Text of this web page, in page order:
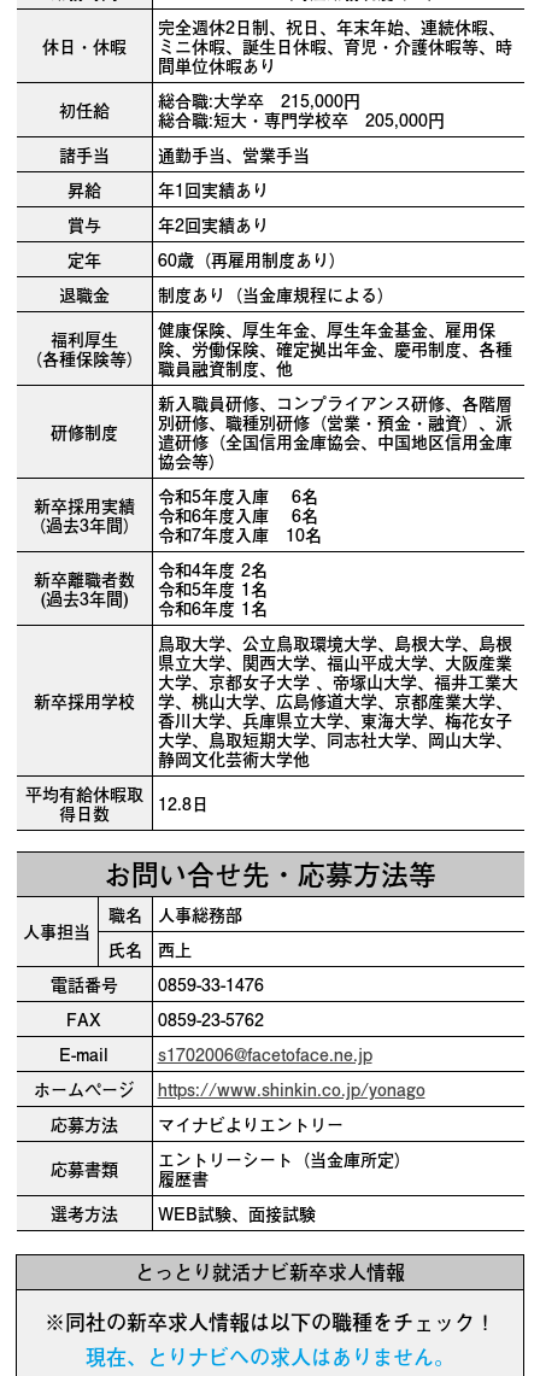
休日・休暇
完全週休2日制、祝日、年末年始、連続休暇、
ミニ休暇、誕生日休暇、育児・介護休暇等、時
間単位休暇あり
初任給
総合職:大学卒 215,000円
総合職:短大・専門学校卒 205,000円
諸手当
通勤手当、営業手当
昇給
年1回実績あり
賞与
年2回実績あり
定年
60歳（再雇用制度あり）
退職金
制度あり（当金庫規程による）
福利厚生
（各種保険等）
健康保険、厚生年金、厚生年金基金、雇用保
険、労働保険、確定拠出年金、慶弔制度、各種
職員融資制度、他
研修制度
新入職員研修、コンプライアンス研修、各階層
別研修、職種別研修（営業・預金・融資）、派
遣研修（全国信用金庫協会、中国地区信用金庫
協会等）
新卒採用実績
（過去3年間）
令和5年度入庫 6名
令和6年度入庫 6名
令和7年度入庫 10名
新卒離職者数
(過去3年間)
令和4年度 2名
令和5年度 1名
令和6年度 1名
新卒採用学校
鳥取大学、公立鳥取環境大学、島根大学、島根
県立大学、関西大学、福山平成大学、大阪産業
大学、京都女子大学 、帝塚山大学、福井工業大
学、桃山大学、広島修道大学、京都産業大学、
香川大学、兵庫県立大学、東海大学、梅花女子
大学、鳥取短期大学、同志社大学、岡山大学、
静岡文化芸術大学他
平均有給休暇取
得日数 12.8日
お問い合せ先・応募方法等
人事担当
職名
人事総務部
氏名
西上
電話番号
0859-33-1476
FAX
0859-23-5762
E-mail
s1702006@facetoface.ne.jp
ホームページ
https://www.shinkin.co.jp/yonago
応募方法
マイナビよりエントリー
応募書類
エントリーシート（当金庫所定）
履歴書
選考方法
WEB試験、面接試験
とっとり就活ナビ新卒求人情報
※同社の新卒求人情報は以下の職種をチェック！
現在、とりナビへの求人はありません。